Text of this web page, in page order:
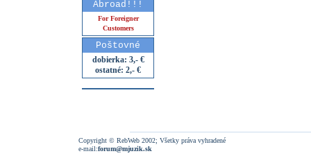
Abroad!!!
For Foreigner
Customers
Poštovné
dobierka: 3,- €
ostatné: 2,- €
Copyright © RebWeb 2002; Všetky práva vyhradené
e-mail:forum@mjuzik.sk